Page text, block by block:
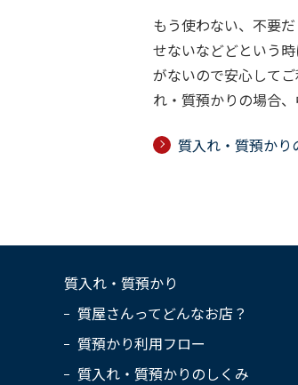
もう使わない、不要
せないなどどという
がないので安心して
れ・質預かりの場合
質入れ・質預かり
質入れ・質預かり
質屋さんってどんなお店？
質預かり利用フロー
質入れ・質預かりのしくみ